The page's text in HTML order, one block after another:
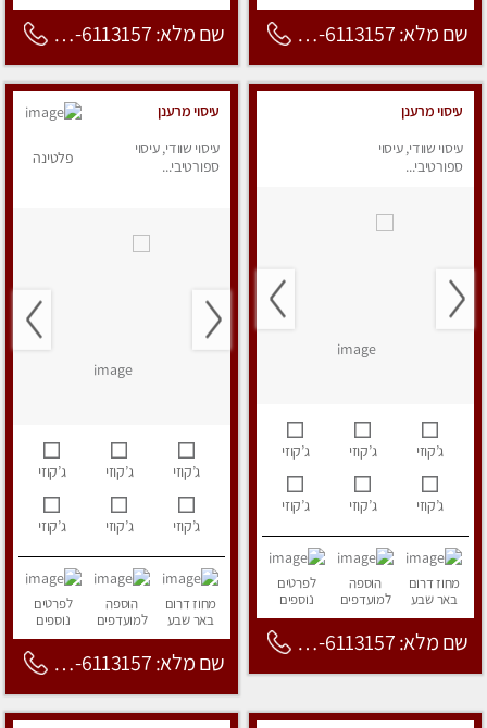
שם מלא: 053-6113157 שם מלא: 053-6113157
עיסוי מרענן
עיסוי שוודי, עיסוי
ספורטיבי...
ג’קוזי ג’קוזי ג’קוזי
ג’קוזי ג’קוזי ג’קוזי
מחוז דרום
באר שבע
הוספה
למועדפים
לפרטים
נוספים
שם מלא: 053-6113157
עיסוי מרענן
עיסוי שוודי, עיסוי
ספורטיבי...
פלטינה
ג’קוזי ג’קוזי ג’קוזי
ג’קוזי ג’קוזי ג’קוזי
מחוז דרום
באר שבע
הוספה
למועדפים
לפרטים
נוספים
שם מלא: 053-6113157